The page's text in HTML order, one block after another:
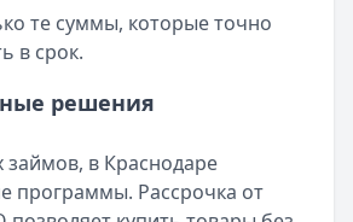
те суммы, которые точно
в срок.
решения
в Краснодаре
программы. Рассрочка от